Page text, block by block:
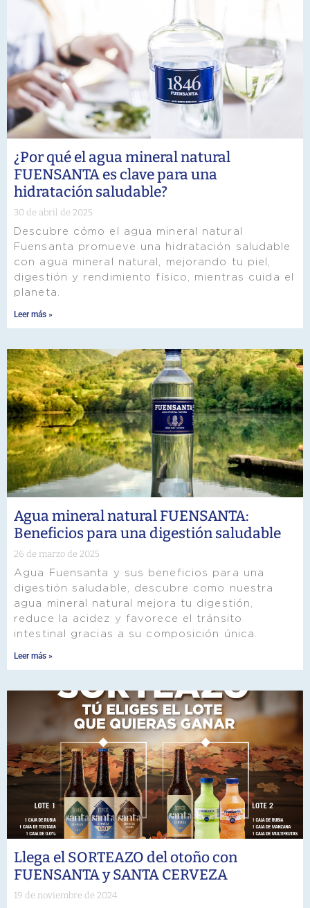
¿Por qué el agua mineral natural
FUENSANTA es clave para una
hidratación saludable?
30 de abril de 2025
Descubre cómo el agua mineral natural
Fuensanta promueve una hidratación saludable
con agua mineral natural, mejorando tu piel,
digestión y rendimiento físico, mientras cuida el
planeta.
Leer más »
Agua mineral natural FUENSANTA:
Beneficios para una digestión saludable
26 de marzo de 2025
Agua Fuensanta y sus beneficios para una
digestión saludable, descubre como nuestra
agua mineral natural mejora tu digestión,
reduce la acidez y favorece el tránsito
intestinal gracias a su composición única.
Leer más »
Llega el SORTEAZO del otoño con
FUENSANTA y SANTA CERVEZA
19 de noviembre de 2024